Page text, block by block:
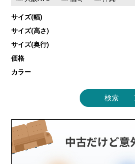
ダストボックス（ゴミ箱）
インテリア家具その他
掃除機
季節家電
その他キッチン家電・オフィス家電
サイズ(幅)
サイズ(高さ)
サイズ(奥行)
価格
カラー
検索